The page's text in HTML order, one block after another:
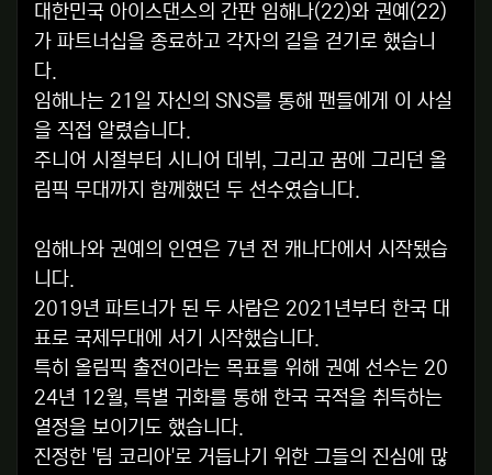
대한민국 아이스댄스의 간판 임해나(22)와 권예(22)
가 파트너십을 종료하고 각자의 길을 걷기로 했습니
다.
임해나는 21일 자신의 SNS를 통해 팬들에게 이 사실
을 직접 알렸습니다.
주니어 시절부터 시니어 데뷔, 그리고 꿈에 그리던 올
림픽 무대까지 함께했던 두 선수였습니다.
임해나와 권예의 인연은 7년 전 캐나다에서 시작됐습
니다.
2019년 파트너가 된 두 사람은 2021년부터 한국 대
표로 국제무대에 서기 시작했습니다.
특히 올림픽 출전이라는 목표를 위해 권예 선수는 20
24년 12월, 특별 귀화를 통해 한국 국적을 취득하는
열정을 보이기도 했습니다.
진정한 '팀 코리아'로 거듭나기 위한 그들의 진심에 많